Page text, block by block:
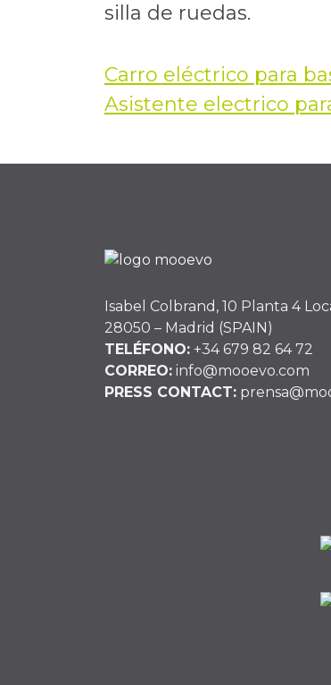
silla de ruedas.
Navegación
Carro eléctrico para
Asistente electrico
Isabel Colbrand, 10 Planta 4
28050 – Madrid (SPAIN)
TELÉFONO: +34 679 82 64 72
CORREO: info@mooevo.com
PRESS CONTACT: